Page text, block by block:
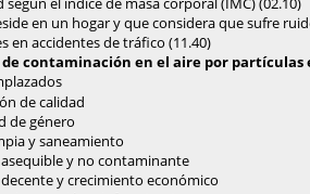
en un hogar y que considera que sufre
en accidentes de tráfico (11.40)
contaminación en el aire por partículas
de calidad
de género
y saneamiento
y no contaminante
y crecimiento económico